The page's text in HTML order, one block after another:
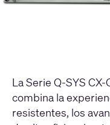
La Serie Q-SYS
combina la
resistentes, los